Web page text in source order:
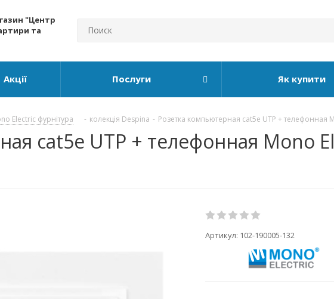
"Центр
та
Акції Послуги Як купити
Electric фурнітура - колекція Despina - Розетка компьютерная cat5e UTP + телефонная
cat5e UTP + телефонная Mono
Артикул: 102-190005-132